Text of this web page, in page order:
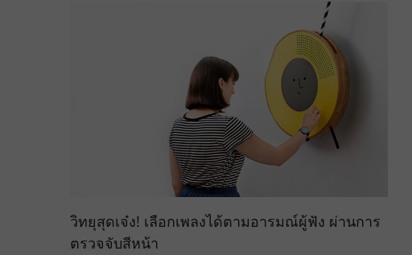
วิทยุสุดเจ๋ง! เลือกเพลงได้ตามอารมณ์ผู้ฟัง ผ่านการ
ตรวจจับสีหน้า